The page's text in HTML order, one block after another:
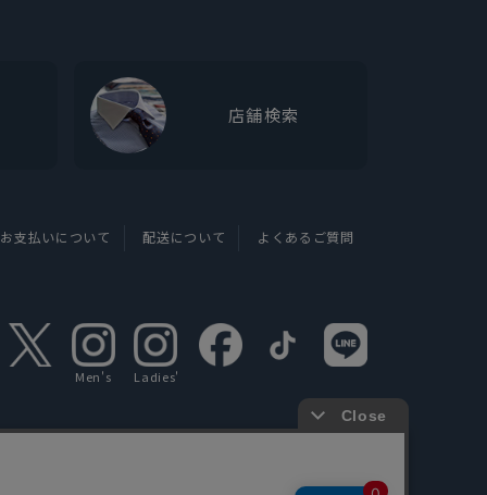
店舗検索
お支払いについて 配送について よくあるご質問
Men's Ladies'